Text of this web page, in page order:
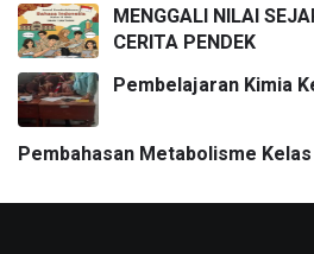
MENGGALI NILAI
CERITA PENDEK
Pembelajaran Kimia
Pembahasan Metabolisme